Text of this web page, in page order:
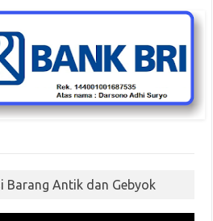
Barang Antik dan Gebyok